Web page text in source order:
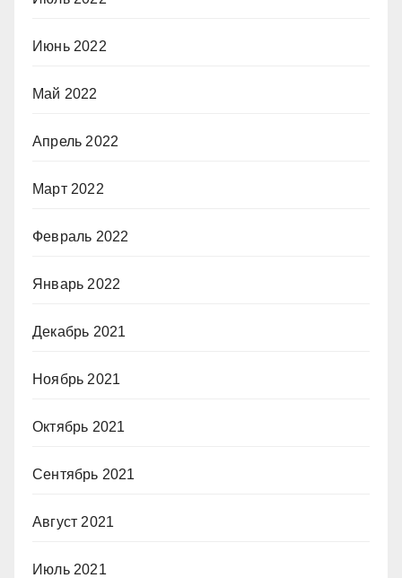
Июнь 2022
Май 2022
Апрель 2022
Март 2022
Февраль 2022
Январь 2022
Декабрь 2021
Ноябрь 2021
Октябрь 2021
Сентябрь 2021
Август 2021
Июль 2021